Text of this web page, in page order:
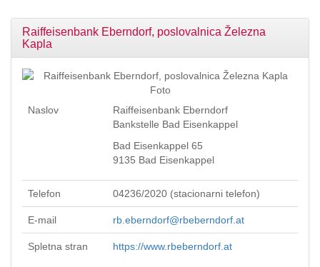
Raiffeisenbank Eberndorf, poslovalnica Železna
Kapla
Naslov
Raiffeisenbank Eberndorf
Bankstelle Bad Eisenkappel
Bad Eisenkappel 65
9135 Bad Eisenkappel
Telefon 04236/2020 (stacionarni telefon)
E-mail rb.eberndorf@rbeberndorf.at
Spletna stran https://www.rbeberndorf.at